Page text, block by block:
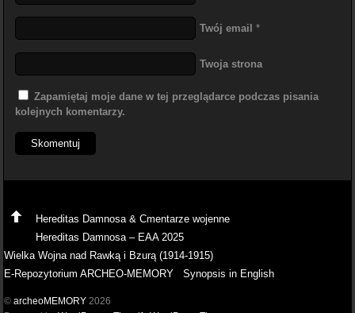
Twój email *
Twoja strona
Zapamiętaj moje dane w tej przeglądarce podczas pisania
kolejnych komentarzy.
Hereditas Damnosa & Cmentarze wojenne
Hereditas Damnosa – EAA 2025
Wielka Wojna nad Rawką i Bzurą (1914-1915)
E-Repozytorium ARCHEO-MEMORY
Synopsis in English
©archeoMEMORY 2026